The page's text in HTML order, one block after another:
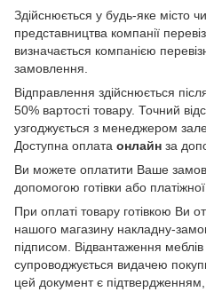
Здійснюється у будь-яке місто
представництва компанії
визначається компанією
замовлення.
Відправлення здійснюється
50% вартості товару. Точний
узгоджується з менеджером
Доступна оплата онлайн за
Ви можете оплатити Ваше
допомогою готівки або платіжної
При оплаті товару готівкою Ви
нашого магазину накладну-
підписом. Відвантаження
супроводжується видачею
цей документ є